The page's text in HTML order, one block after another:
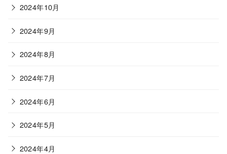
2024年10月
2024年9月
2024年8月
2024年7月
2024年6月
2024年5月
2024年4月